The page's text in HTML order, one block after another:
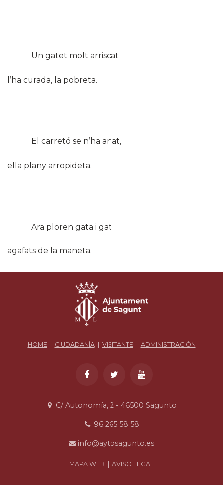
Un gatet molt arriscat
l’ha curada, la pobreta.
El carretó se n’ha anat,
ella plany arropideta.
Ara ploren gata i gat
agafats de la maneta.​
HOME| CIUDADANÍA| VISITANTE| ADMINISTRACIÓN
C/ Autonomía, 2 - 46500 Sagunto
96 265 58 58
info@aytosagunto.es
MAPA WEB AVISO LEGAL